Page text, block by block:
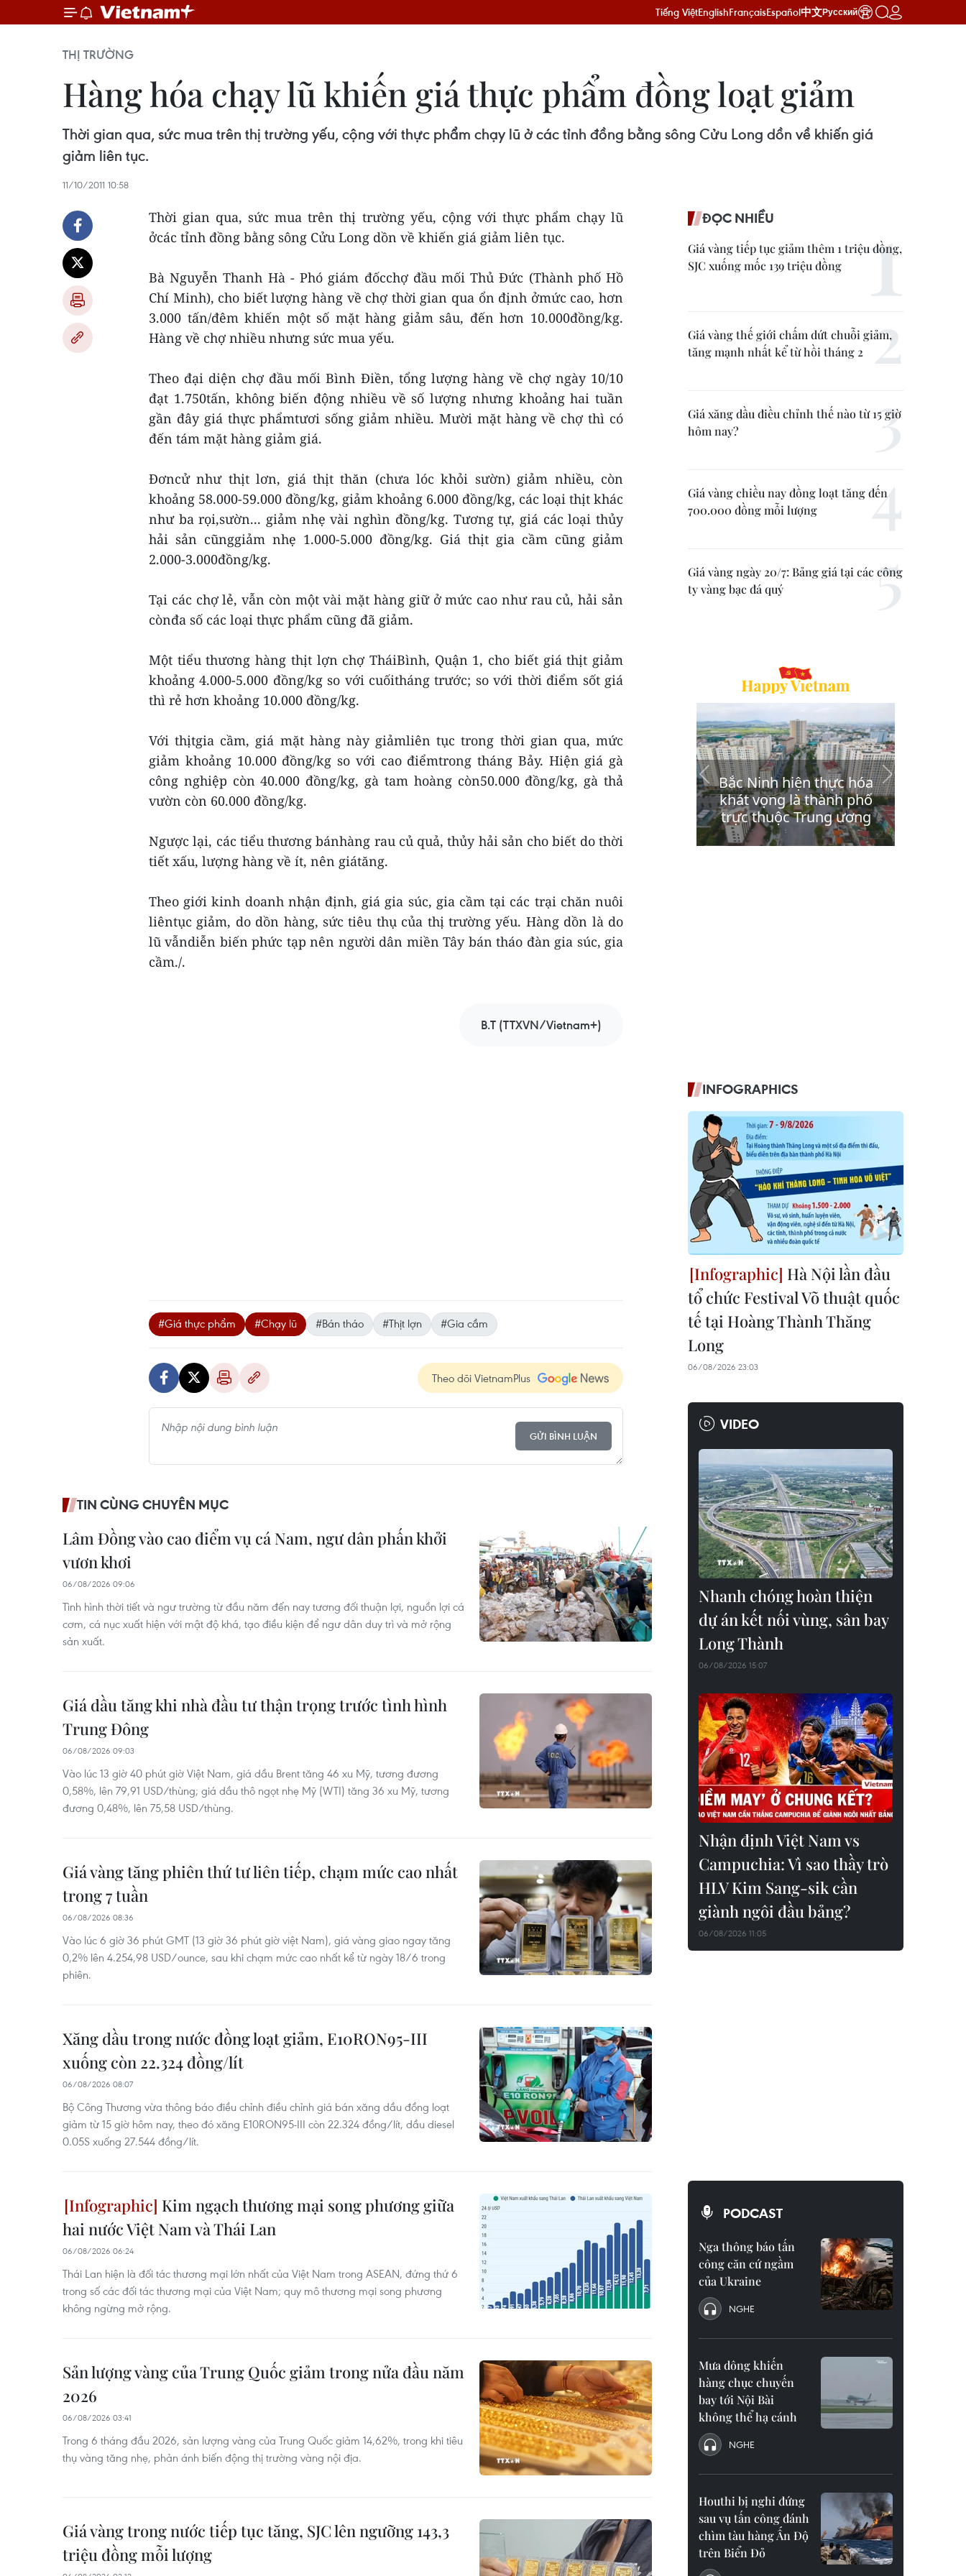
Tiếng ViệtEnglishFrançaisEspañol中文Русский
THỊ TRƯỜNG
Hàng hóa chạy lũ khiến giá thực phẩm đồng loạt giảm
Thời gian qua, sức mua trên thị trường yếu, cộng với thực phẩm chạy lũ ở các tỉnh đồng bằng sông Cửu Long dồn về khiến giá
giảm liên tục.
11/10/2011 10:58
Thời gian qua, sức mua trên thị trường yếu, cộng với thực phẩm chạy lũ
ởcác tỉnh đồng bằng sông Cửu Long dồn về khiến giá giảm liên tục.
Bà Nguyễn Thanh Hà - Phó giám đốcchợ đầu mối Thủ Đức (Thành phố Hồ
Chí Minh), cho biết lượng hàng về chợ thời gian qua ổn định ởmức cao, hơn
3.000 tấn/đêm khiến một số mặt hàng giảm sâu, đến hơn 10.000đồng/kg.
Hàng về chợ nhiều nhưng sức mua yếu.
Theo đại diện chợ đầu mối Bình Điền, tổng lượng hàng về chợ ngày 10/10
đạt 1.750tấn, không biến động nhiều về số lượng nhưng khoảng hai tuần
gần đây giá thực phẩmtươi sống giảm nhiều. Mười mặt hàng về chợ thì có
đến tám mặt hàng giảm giá.
Đơncử như thịt lơn, giá thịt thăn (chưa lóc khỏi sườn) giảm nhiều, còn
khoảng 58.000-59.000 đồng/kg, giảm khoảng 6.000 đồng/kg, các loại thịt khác
như ba rọi,sườn... giảm nhẹ vài nghìn đồng/kg. Tương tự, giá các loại thủy
hải sản cũnggiảm nhẹ 1.000-5.000 đồng/kg. Giá thịt gia cầm cũng giảm
2.000-3.000đồng/kg.
Tại các chợ lẻ, vẫn còn một vài mặt hàng giữ ở mức cao như rau củ, hải sản
cònđa số các loại thực phẩm cũng đã giảm.
Một tiểu thương hàng thịt lợn chợ TháiBình, Quận 1, cho biết giá thịt giảm
khoảng 4.000-5.000 đồng/kg so với cuốitháng trước; so với thời điểm sốt giá
thì rẻ hơn khoảng 10.000 đồng/kg.
Với thịtgia cầm, giá mặt hàng này giảmliên tục trong thời gian qua, mức
giảm khoảng 10.000 đồng/kg so với cao điểmtrong tháng Bảy. Hiện giá gà
công nghiệp còn 40.000 đồng/kg, gà tam hoàng còn50.000 đồng/kg, gà thả
vườn còn 60.000 đồng/kg.
Ngược lại, các tiểu thương bánhàng rau củ quả, thủy hải sản cho biết do thời
tiết xấu, lượng hàng về ít, nên giátăng.
Theo giới kinh doanh nhận định, giá gia súc, gia cầm tại các trại chăn nuôi
liêntục giảm, do dồn hàng, sức tiêu thụ của thị trường yếu. Hàng dồn là do
lũ vẫndiễn biến phức tạp nên người dân miền Tây bán tháo đàn gia súc, gia
cầm./.
B.T (TTXVN/Vietnam+)
#Giá thực phẩm #Chạy lũ #Bán tháo #Thịt lợn #Gia cầm
Theo dõi VietnamPlus
GỬI BÌNH LUẬN
TIN CÙNG CHUYÊN MỤC
Lâm Đồng vào cao điểm vụ cá Nam, ngư dân phấn khởi
vươn khơi
06/08/2026 09:06
Tình hình thời tiết và ngư trường từ đầu năm đến nay tương đối thuận lợi, nguồn lợi cá
cơm, cá nục xuất hiện với mật độ khá, tạo điều kiện để ngư dân duy trì và mở rộng
sản xuất.
Giá dầu tăng khi nhà đầu tư thận trọng trước tình hình
Trung Đông
06/08/2026 09:03
Vào lúc 13 giờ 40 phút giờ Việt Nam, giá dầu Brent tăng 46 xu Mỹ, tương đương
0,58%, lên 79,91 USD/thùng; giá dầu thô ngọt nhẹ Mỹ (WTI) tăng 36 xu Mỹ, tương
đương 0,48%, lên 75,58 USD/thùng.
Giá vàng tăng phiên thứ tư liên tiếp, chạm mức cao nhất
trong 7 tuần
06/08/2026 08:36
Vào lúc 6 giờ 36 phút GMT (13 giờ 36 phút giờ việt Nam), giá vàng giao ngay tăng
0,2% lên 4.254,98 USD/ounce, sau khi chạm mức cao nhất kể từ ngày 18/6 trong
phiên.
Xăng dầu trong nước đồng loạt giảm, E10RON95-III
xuống còn 22.324 đồng/lít
06/08/2026 08:07
Bộ Công Thương vừa thông báo điều chỉnh điều chỉnh giá bán xăng dầu đồng loạt
giảm từ 15 giờ hôm nay, theo đó xăng E10RON95-III còn 22.324 đồng/lít, dầu diesel
0.05S xuống 27.544 đồng/lít.
Kim ngạch thương mại song phương giữa
hai nước Việt Nam và Thái Lan
06/08/2026 06:24
Thái Lan hiện là đối tác thương mại lớn nhất của Việt Nam trong ASEAN, đứng thứ 6
trong số các đối tác thương mại của Việt Nam; quy mô thương mại song phương
không ngừng mở rộng.
Sản lượng vàng của Trung Quốc giảm trong nửa đầu năm
2026
06/08/2026 03:41
Trong 6 tháng đầu 2026, sản lượng vàng của Trung Quốc giảm 14,62%, trong khi tiêu
thụ vàng tăng nhẹ, phản ánh biến động thị trường vàng nội địa.
Giá vàng trong nước tiếp tục tăng, SJC lên ngưỡng 143,3
triệu đồng mỗi lượng
ĐỌC NHIỀU
Giá vàng tiếp tục giảm thêm 1 triệu đồng,
SJC xuống mốc 139 triệu đồng
Giá vàng thế giới chấm dứt chuỗi giảm,
tăng mạnh nhất kể từ hồi tháng 2
Giá xăng dầu điều chỉnh thế nào từ 15 giờ
hôm nay?
Giá vàng chiều nay đồng loạt tăng đến
700.000 đồng mỗi lượng
Giá vàng ngày 20/7: Bảng giá tại các công
ty vàng bạc đá quý
INFOGRAPHICS
Hà Nội lần đầu
tổ chức Festival Võ thuật quốc
tế tại Hoàng Thành Thăng
Long
06/08/2026 23:03
VIDEO
Nhanh chóng hoàn thiện
dự án kết nối vùng, sân bay
Long Thành
06/08/2026 15:07
Nhận định Việt Nam vs
Campuchia: Vì sao thầy trò
HLV Kim Sang-sik cần
giành ngôi đầu bảng?
06/08/2026 11:05
PODCAST
Nga thông báo tấn
công căn cứ ngầm
của Ukraine
NGHE
Mưa dông khiến
hàng chục chuyến
bay tới Nội Bài
không thể hạ cánh
NGHE
Houthi bị nghi đứng
sau vụ tấn công đánh
chìm tàu hàng Ấn Độ
trên Biển Đỏ